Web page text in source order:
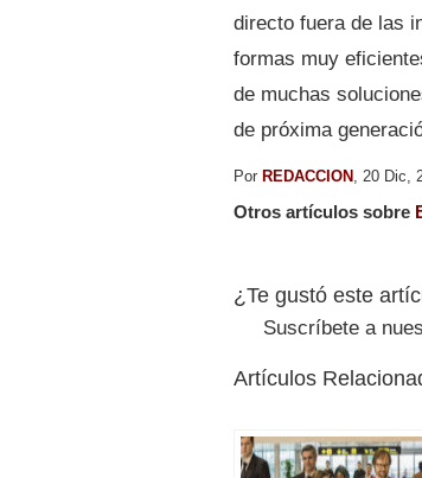
directo fuera de las
formas muy
de muchas
de próxima
Por REDACCION , 20 Dic,
Otros artículos sobre
¿Te gustó este
Suscríbete a
Artículos